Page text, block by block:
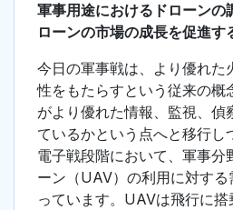
軍事用途におけるドローンの
ローンの市場の成長を促進す
今日の軍事戦は、より優れた
性をもたらすという従来の概
がより優れた情報、監視、偵
ているかという点へと移行し
電子戦段階において、軍事分
ーン（UAV）の利用に対する
っています。UAVは飛行に搭